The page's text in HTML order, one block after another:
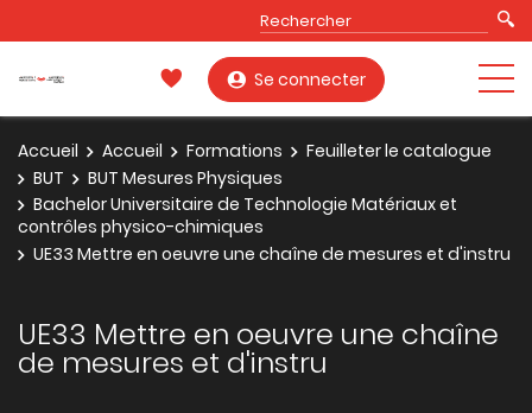
Se connecter
Accueil Accueil Formations
Feuilleter le catalogue
BUT
BUT Mesures Physiques
Bachelor Universitaire de Technologie Matériaux et
contrôles physico-chimiques
UE33 Mettre en oeuvre une chaîne de mesures et d'instru
UE33 Mettre en oeuvre une chaîne
de mesures et d'instru